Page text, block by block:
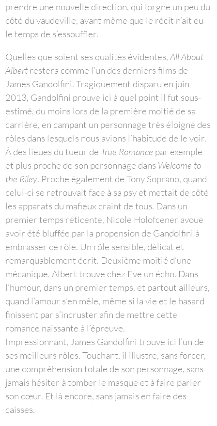
prendre une nouvelle direction, qui lorgne un peu du
côté du vaudeville, avant même que le récit n’ait eu
le temps de s’essouffler.
Quelles que soient ses qualités évidentes,All About
Albert restera comme l’un des derniers films de
James Gandolfini. Tragiquement disparu en juin
2013, Gandolfini prouve ici à quel point il fut sous-
estimé, du moins lors de la première moitié de sa
carrière, en campant un personnage très éloigné des
rôles dans lesquels nous avions l’habitude de le voir.
À des lieues du tueur de True Romance par exemple
et plus proche de son personnage dans Welcome to
the Riley. Proche également de Tony Soprano, quand
celui-ci se retrouvait face à sa psy et mettait de côté
les apparats du mafieux craint de tous. Dans un
premier temps réticente, Nicole Holofcener avoue
avoir été bluffée par la propension de Gandolfini à
embrasser ce rôle. Un rôle sensible, délicat et
remarquablement écrit. Deuxième moitié d’une
mécanique, Albert trouve chez Eve un écho. Dans
l’humour, dans un premier temps, et partout ailleurs,
quand l’amour s’en mêle, même si la vie et le hasard
finissent par s’incruster afin de mettre cette
romance naissante à l’épreuve.
Impressionnant, James Gandolfini trouve ici l’un de
ses meilleurs rôles. Touchant, il illustre, sans forcer,
une compréhension totale de son personnage, sans
jamais hésiter à tomber le masque et à faire parler
son cœur. Et là encore, sans jamais en faire des
caisses.